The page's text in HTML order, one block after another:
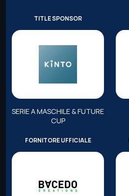
TITLE SPONSOR
SERIE A MASCHILE & FUTURE
CUP
FORNITORE UFFICIALE